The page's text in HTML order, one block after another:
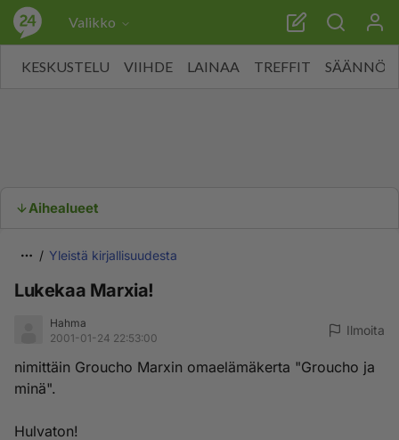
Valikko
KESKUSTELU VIIHDE LAINAA TREFFIT SÄÄNNÖT
Aihealueet
Yleistä kirjallisuudesta
Lukekaa Marxia!
Hahma
2001-01-24 22:53:00
Ilmoita
nimittäin Groucho Marxin omaelämäkerta "Groucho ja
minä".
Hulvaton!